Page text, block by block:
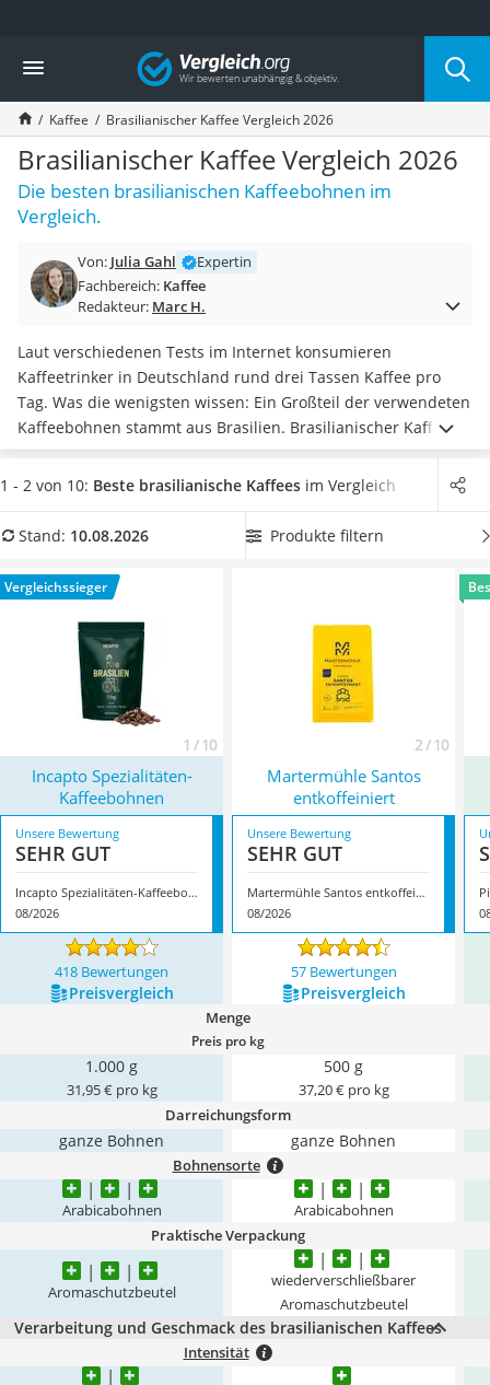
Die beliebtesten Vergleiche nach Kategorie
Lebensmittel
Schwarzkümmelöl
Knäckebrot
Schwarzkümmelöl-Kapseln
Manukahonig
Eiklar
Astronautenkost
Schwarzkümmelöl bio
Sardinen
Gemüsebrühe
Eiskaffee-Pulver
Irischer Whiskey
Grapefruitkernextrakt
Matcha-Set
Sojasauce
Trüffelöl
Müsli ohne Zuckerzusatz
Service
Vergleich
Kaffee Brasilianischer Kaffee Vergleich 2026
Brasilianischer Kaffee Vergleich 2026
Die besten brasilianischen Kaffeebohnen im
Vergleich.
Von: Julia Gahl
Expertin
Fachbereich: Kaffee
Redakteur: Marc H.
Laut verschiedenen Tests im Internet konsumieren
Kaffeetrinker in Deutschland rund drei Tassen Kaffee pro
Tag. Was die wenigsten wissen: Ein Großteil der verwendeten
Kaffeebohnen stammt aus Brasilien. Brasilianischer Kaffee
hat einen sehr ausgewogenen Geschmack und ist daherfür
die meisten Kaffeespezialitäten geeignet.Wählen Sie jetzt
Vergleichstabelle, wenn Sie IhreKaffeebohnengerne auf
besonders das Modell
mit seinen Eigenschaften.
1 - 2 von 10: Beste brasilianische Kaffees im Vergleich
Stand: 10.08.2026 Produkte filtern
Vergleichssieger
1 / 10 2 / 10
Incapto Spezialitäten-
Kaffeebohnen
Martermühle Santos
entkoffeiniert
Unsere Bewertung
SEHR GUT
Incapto Spezialitäten-Kaffeebohnen
08/2026
Unsere Bewertung
SEHR GUT
Martermühle Santos entkoffeiniert
08/2026
418 Bewertungen 57 Bewertungen
Preis­vergleich Preis­vergleich
Menge
Preis pro kg
1.000 g
31,95 € pro kg
500 g
37,20 € pro kg
Darreichungsform
ganze Bohnen ganze Bohnen
Bohnensorte
Arabicabohnen Arabicabohnen
Praktische Verpackung
Aromaschutzbeutel
wiederverschließbarer
Aromaschutzbeutel
Verarbeitung und Geschmack des brasilianischen Kaffees
Intensität